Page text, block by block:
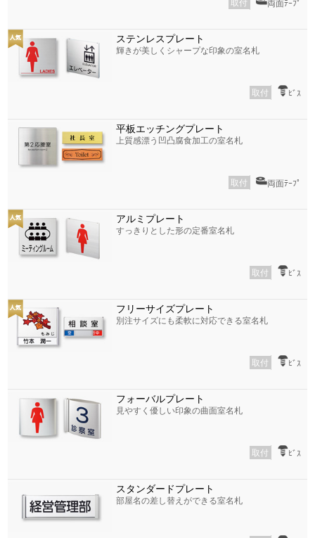
取付 両面ﾃｰﾌﾟ
ステンレスプレート
輝きが美しくシャープな印象の室名札
取付 ﾋﾞｽ
平板エッチングプレート
上質感漂う凹凸腐食加工の室名札
取付 両面ﾃｰﾌﾟ
アルミプレート
すっきりとした形の定番室名札
取付 ﾋﾞｽ
フリーサイズプレート
別注サイズにも柔軟に対応できる室名札
取付 ﾋﾞｽ
フォーバルプレート
見やすく優しい印象の曲面室名札
取付 ﾋﾞｽ
スタンダードプレート
部屋名の差し替えができる室名札